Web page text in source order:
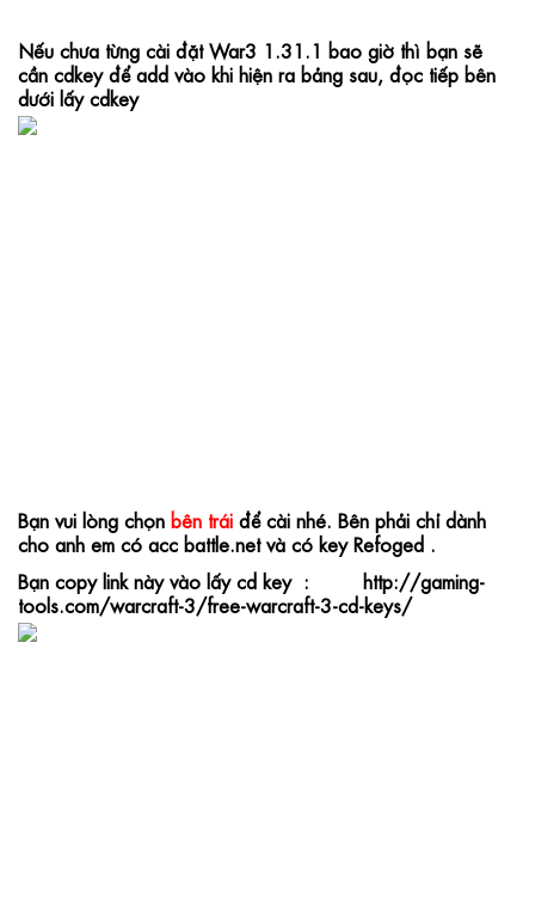
Nếu chưa từng cài đặt War3 1.31.1 bao giờ thì bạn sẽ
cần cdkey để add vào khi hiện ra bảng sau, đọc tiếp bên
dưới lấy cdkey
Bạn vui lòng chọn bên trái để cài nhé. Bên phải chỉ dành
cho anh em có acc battle.net và có key Refoged .
Bạn copy link này vào lấy cd key  :         http://gaming-
tools.com/warcraft-3/free-warcraft-3-cd-keys/